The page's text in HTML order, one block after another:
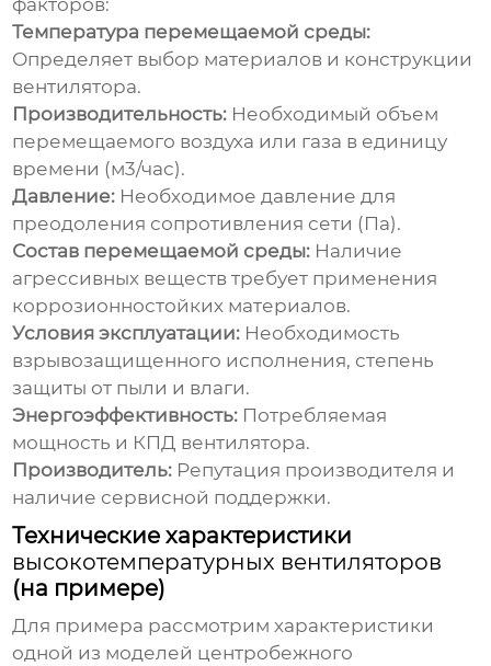
факторов:
Температура перемещаемой среды:
Определяет выбор материалов и конструкции
вентилятора.
Производительность: Необходимый объем
перемещаемого воздуха или газа в единицу
времени (м3/час).
Давление: Необходимое давление для
преодоления сопротивления сети (Па).
Состав перемещаемой среды: Наличие
агрессивных веществ требует применения
коррозионностойких материалов.
Условия эксплуатации: Необходимость
взрывозащищенного исполнения, степень
защиты от пыли и влаги.
Энергоэффективность: Потребляемая
мощность и КПД вентилятора.
Производитель: Репутация производителя и
наличие сервисной поддержки.
Технические характеристики
высокотемпературных вентиляторов
(на примере)
Для примера рассмотрим характеристики
одной из моделей центробежного